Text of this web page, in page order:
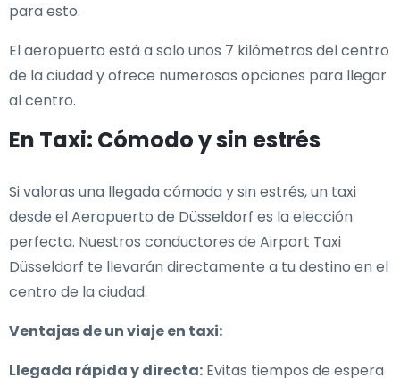
para esto.
El aeropuerto está a solo unos 7 kilómetros del centro
de la ciudad y ofrece numerosas opciones para llegar
al centro.
En Taxi: Cómodo y sin estrés
Si valoras una llegada cómoda y sin estrés, un taxi
desde el Aeropuerto de Düsseldorf es la elección
perfecta. Nuestros conductores de Airport Taxi
Düsseldorf te llevarán directamente a tu destino en el
centro de la ciudad.
Ventajas de un viaje en taxi:
Llegada rápida y directa: Evitas tiempos de espera